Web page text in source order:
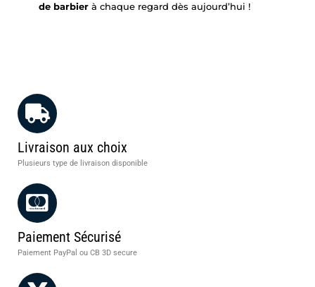
de barbier à chaque regard dès aujourd’hui !
Livraison aux choix
Plusieurs type de livraison disponible
Paiement Sécurisé
Paiement PayPal ou CB 3D secure